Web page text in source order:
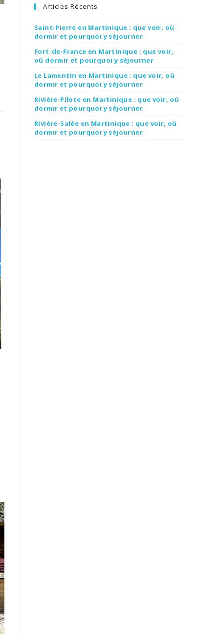
Articles Récents
Saint-Pierre en Martinique : que voir, où
dormir et pourquoi y séjourner
Fort-de-France en Martinique : que voir,
où dormir et pourquoi y séjourner
Le Lamentin en Martinique : que voir, où
dormir et pourquoi y séjourner
Rivière-Pilote en Martinique : que voir, où
dormir et pourquoi y séjourner
Rivière-Salée en Martinique : que voir, où
dormir et pourquoi y séjourner